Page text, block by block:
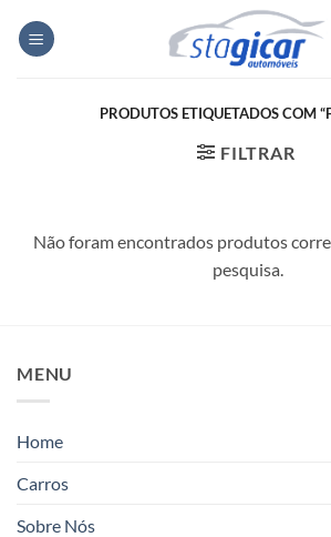
PRODUTOS ETIQUETADOS COM
FILTRAR
Não foram encontrados produtos
pesquisa.
MENU
Home
Carros
Sobre Nós